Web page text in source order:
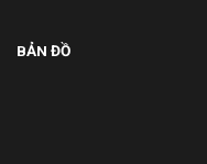
BẢN ĐỒ